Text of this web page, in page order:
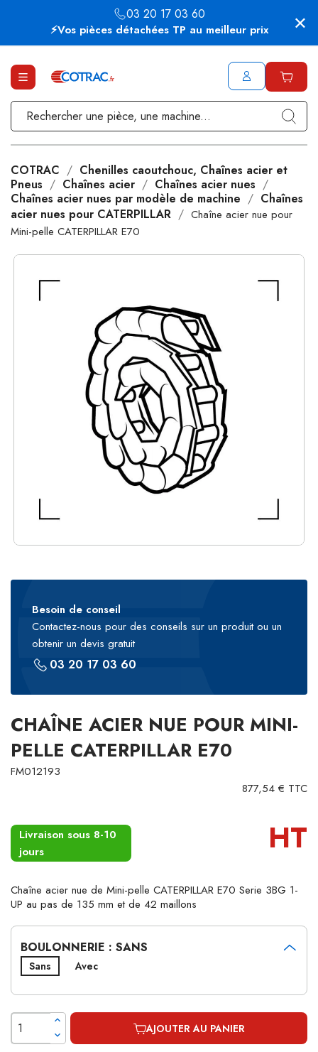
⚡Vos pièces détachées TP au meilleur prix
03 20 17 03 60
COTRAC
Chenilles caoutchouc, Chaînes acier et
Pneus
Chaînes acier
Chaînes acier nues
Chaînes acier nues par modèle de machine
Chaînes
acier nues pour CATERPILLAR
Chaîne acier nue pour
Mini-pelle CATERPILLAR E70
Besoin de conseil
Contactez-nous pour des conseils sur un produit ou un
obtenir un devis gratuit
03 20 17 03 60
CHAÎNE ACIER NUE POUR MINI-
PELLE CATERPILLAR E70
FM012193
877,54 € TTC
Livraison sous 8-10
jours
HT
Chaîne acier nue de Mini-pelle CATERPILLAR E70 Serie 3BG 1-
UP au pas de 135 mm et de 42 maillons
BOULONNERIE : SANS
Sans Avec
AJOUTER AU PANIER